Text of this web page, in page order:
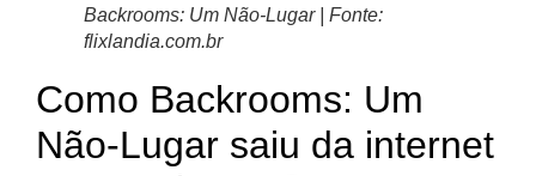
Backrooms: Um Não-Lugar | Fonte:
flixlandia.com.br
Como Backrooms: Um
Não-Lugar saiu da internet